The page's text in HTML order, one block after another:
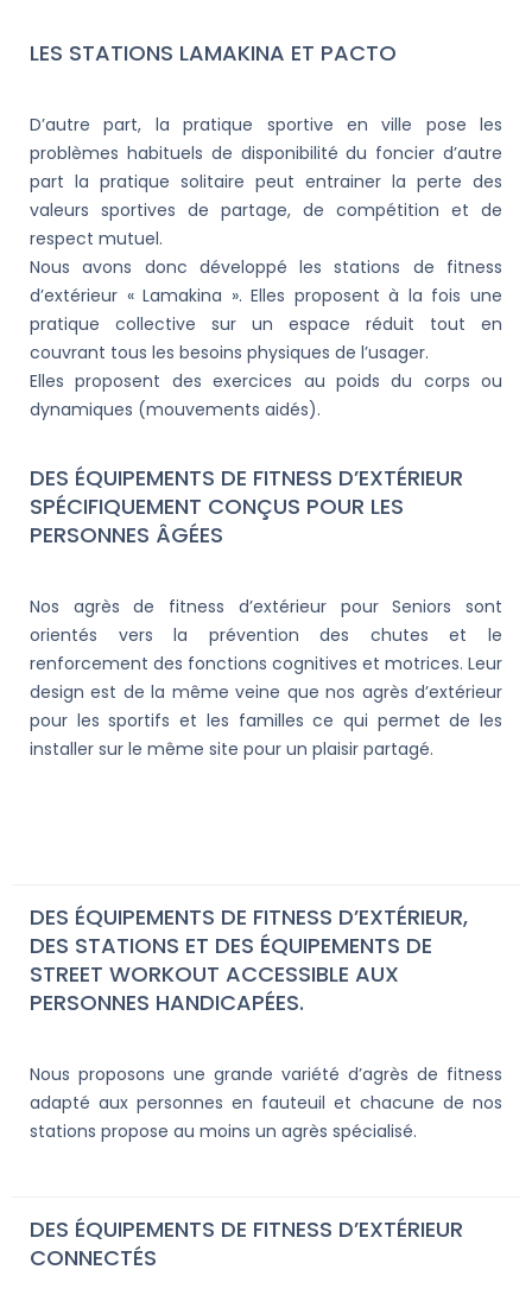
LES STATIONS LAMAKINA ET PACTO
D’autre part, la pratique sportive en ville pose les
problèmes habituels de disponibilité du foncier d’autre
part la pratique solitaire peut entrainer la perte des
valeurs sportives de partage, de compétition et de
respect mutuel.
Nous avons donc développé les stations de fitness
d’extérieur « Lamakina ». Elles proposent à la fois une
pratique collective sur un espace réduit tout en
couvrant tous les besoins physiques de l’usager.
Elles proposent des exercices au poids du corps ou
dynamiques (mouvements aidés).
DES ÉQUIPEMENTS DE FITNESS D’EXTÉRIEUR
SPÉCIFIQUEMENT CONÇUS POUR LES
PERSONNES ÂGÉES
Nos agrès de fitness d’extérieur pour Seniors sont
orientés vers la prévention des chutes et le
renforcement des fonctions cognitives et motrices. Leur
design est de la même veine que nos agrès d’extérieur
pour les sportifs et les familles ce qui permet de les
installer sur le même site pour un plaisir partagé.
DES ÉQUIPEMENTS DE FITNESS D’EXTÉRIEUR,
DES STATIONS ET DES ÉQUIPEMENTS DE
STREET WORKOUT ACCESSIBLE AUX
PERSONNES HANDICAPÉES.
Nous proposons une grande variété d’agrès de fitness
adapté aux personnes en fauteuil et chacune de nos
stations propose au moins un agrès spécialisé.
DES ÉQUIPEMENTS DE FITNESS D’EXTÉRIEUR
CONNECTÉS